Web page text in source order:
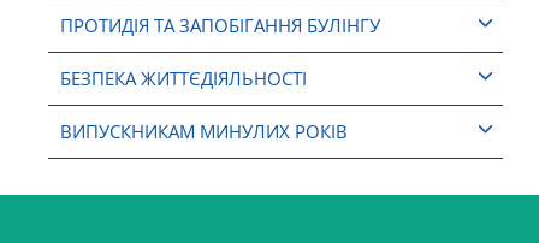
ПРОТИДІЯ ТА ЗАПОБІГАННЯ БУЛІНГУ
БЕЗПЕКА ЖИТТЄДІЯЛЬНОСТІ
ВИПУСКНИКАМ МИНУЛИХ РОКІВ